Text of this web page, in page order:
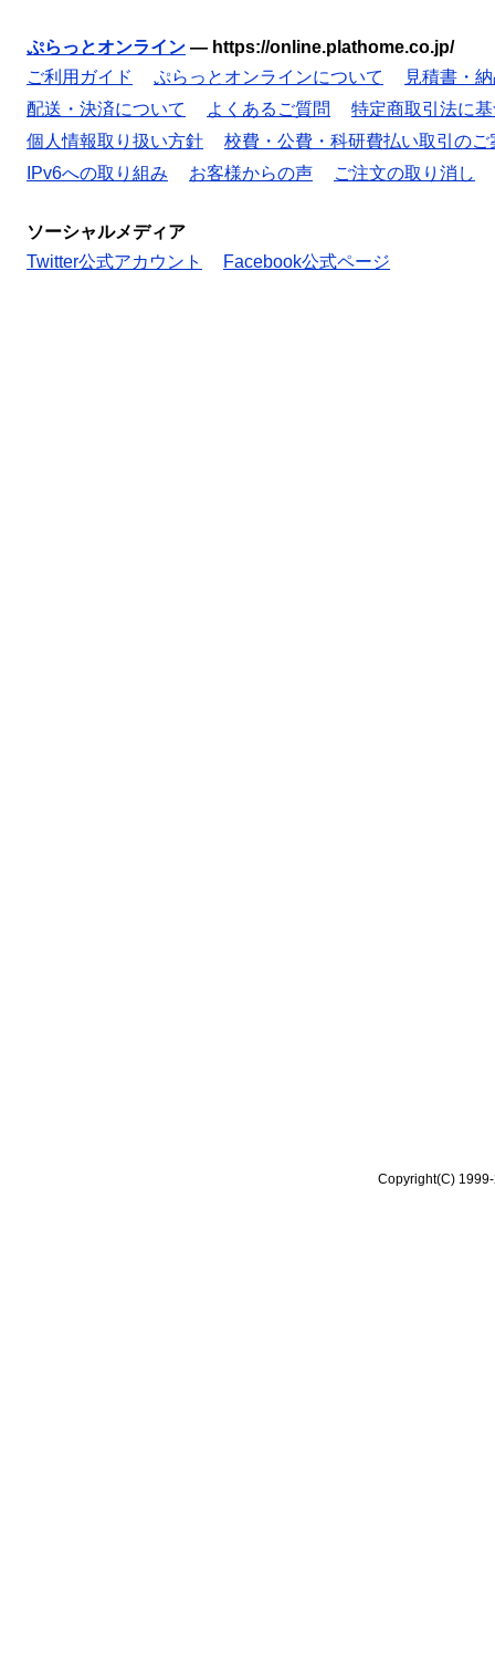
ぷらっとオンライン — https://online.plathome.co.jp/
ご利用ガイド
ぷらっとオンラインについて
見積書・
配送・決済について
よくあるご質問
特定商取引法に
個人情報取り扱い方針
校費・公費・科研費払い取引のご
IPv6への取り組み
お客様からの声 ご注文の取り消し
ソーシャルメディア
Twitter公式アカウント
Facebook公式ページ
Copyright(C)